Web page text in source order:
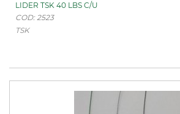
LIDER TSK 40 LBS C/U
COD: 2523
TSK